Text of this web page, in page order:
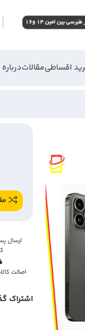
اقساطیمقالات
ارسال
اصالت
اشتراک